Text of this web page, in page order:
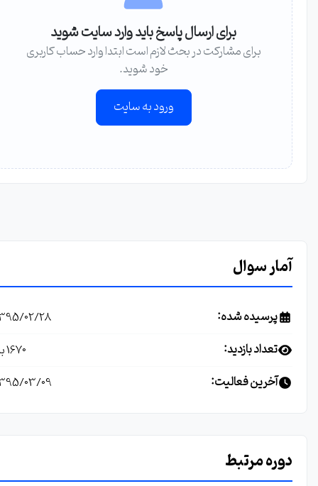
برای ارسال پاسخ باید وارد سایت شوید
برای مشارکت در بحث لازم است ابتدا وارد حساب کاربری
خود شوید.
ورود به سایت
آمار سوال
پرسیده شده: 1395/02/28
تعداد بازدید:
آخرین فعالیت: 1395/03/09
دوره مرتبط